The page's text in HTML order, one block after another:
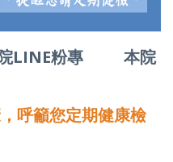
LINE粉專
本院
呼籲您定期健康檢